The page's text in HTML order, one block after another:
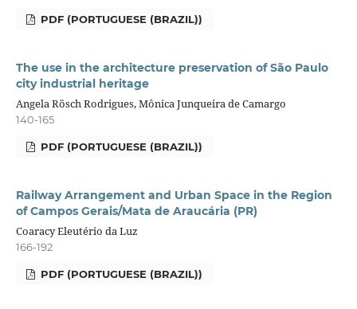
PDF (PORTUGUESE (BRAZIL))
The use in the architecture preservation of São Paulo
city industrial heritage
Angela Rösch Rodrigues, Mônica Junqueira de Camargo
140-165
PDF (PORTUGUESE (BRAZIL))
Railway Arrangement and Urban Space in the Region
of Campos Gerais/Mata de Araucária (PR)
Coaracy Eleutério da Luz
166-192
PDF (PORTUGUESE (BRAZIL))